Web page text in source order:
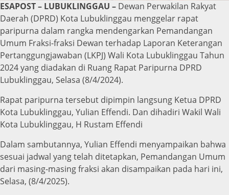
ESAPOST – LUBUKLINGGAU – Dewan Perwakilan Rakyat
Daerah (DPRD) Kota Lubuklinggau menggelar rapat
paripurna dalam rangka mendengarkan Pemandangan
Umum Fraksi-fraksi Dewan terhadap Laporan Keterangan
Pertanggungjawaban (LKPJ) Wali Kota Lubuklinggau Tahun
2024 yang diadakan di Ruang Rapat Paripurna DPRD
Lubuklinggau, Selasa (8/4/2024).
Rapat paripurna tersebut dipimpin langsung Ketua DPRD
Kota Lubuklinggau, Yulian Effendi. Dan dihadiri Wakil Wali
Kota Lubuklinggau, H Rustam Effendi
Dalam sambutannya, Yulian Effendi menyampaikan bahwa
sesuai jadwal yang telah ditetapkan, Pemandangan Umum
dari masing-masing fraksi akan disampaikan pada hari ini,
Selasa, (8/4/2025).